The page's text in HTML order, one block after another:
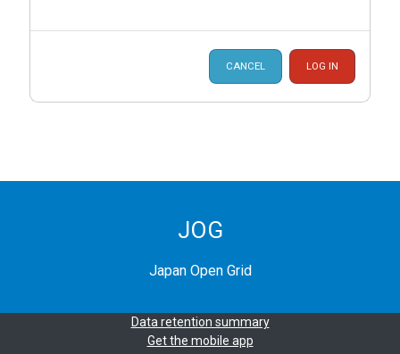
CANCEL LOG IN
JOG
Japan Open Grid
Data retention summary
Get the mobile app